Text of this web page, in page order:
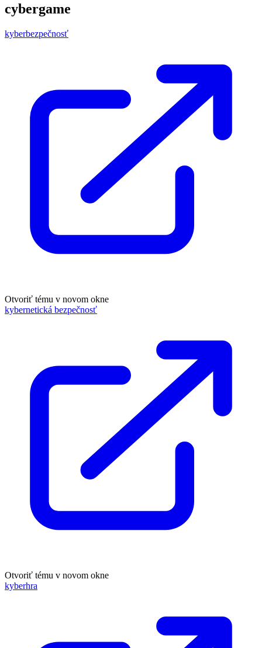
cybergame
kyberbezpečnosť
Otvoriť tému v novom okne
kybernetická bezpečnosť
Otvoriť tému v novom okne
kyberhra